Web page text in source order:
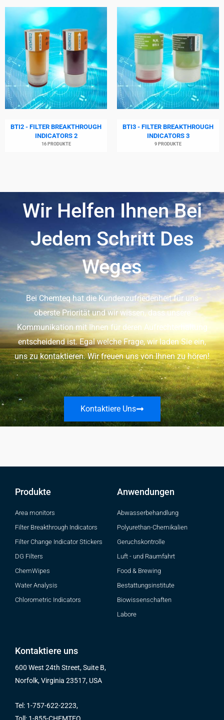
BTI2 - FILTER BREAKTHROUGH
INDICATORS 2
16 PRODUKTE
BTI3 - FILTER BREAKTHROUGH
INDICATORS 3
9 PRODUKTE
Wir Helfen Ihnen Bei
Jedem Schritt Des
Weges
Bei Chemteq hat die Kundenzufriedenheit für uns
oberste Priorität und wir wissen, dass unsere
Kommunikation mit Ihnen für deren Aufrechterhaltung
entscheidend ist. Egal welche Frage, wir laden Sie ein,
uns zu kontaktieren. Wir freuen uns von Ihnen zu hören!
Kontaktiere Uns
Produkte
Area monitors
Filter Breakthrough Indicators
Filter Change Indicator Stickers
DG Filters
ChemWipes
Water Analysis
Chlorometric Indicators
Anwendungen
Abwasserbehandlung
Polyurethan-Chemikalien
Geruchskontrolle
Luft - und Raumfahrt
Food & Brewing
Bestattungsinstitute
Biowissenschaften
Labore
Kontaktiere uns
600 West 24th Street, Suite B,
Norfolk, Virginia 23517, USA
Tel: 1-757-622-2223,